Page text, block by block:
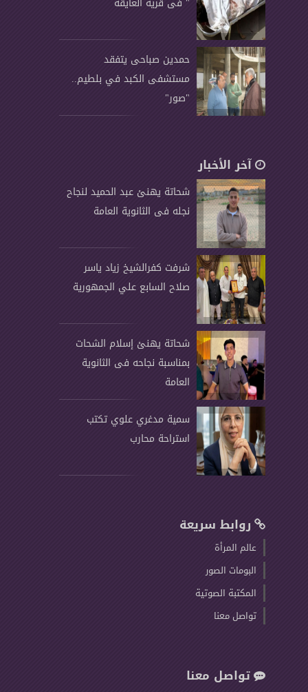
حمدين صباحى يتفقد
مستشفى الكبد في بلطيم..
"صور"
آخر الأخبار
شحاتة يهنئ عبد الحميد لنجاح
نجله فى الثانوية العامة
شرفت كفرالشيخ زياد ياسر
صلاح السابع علي الجمهورية
شحاتة يهنئ إسلام الشحات
بمناسبة نجاحه فى الثانوية
العامة
سمية مدغري علوي تكتب
استراحة محارب
روابط سريعة
عالم المرأة
البومات الصور
المكتبة الصوتية
تواصل معنا
تواصل معنا